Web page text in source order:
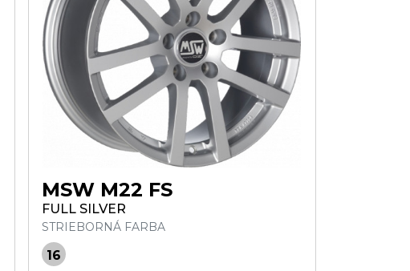
MSW M22 FS
FULL SILVER
STRIEBORNÁ FARBA
16